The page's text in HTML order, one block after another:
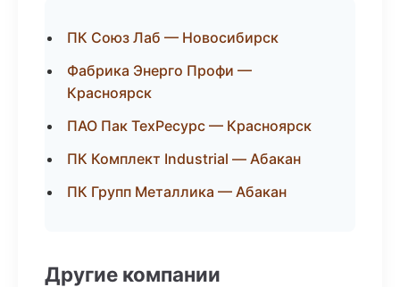
ПК Союз Лаб — Новосибирск
Фабрика Энерго Профи —
Красноярск
ПАО Пак ТехРесурс — Красноярск
ПК Комплект Industrial — Абакан
ПК Групп Металлика — Абакан
Другие компании